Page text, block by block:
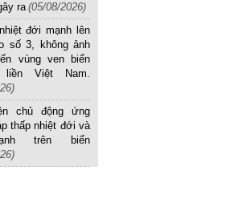
ra (05/08/2026)
đới mạnh lên
số 3, không ảnh
vùng ven biển
Việt Nam.
chủ động ứng
thấp nhiệt đới và
trên biển